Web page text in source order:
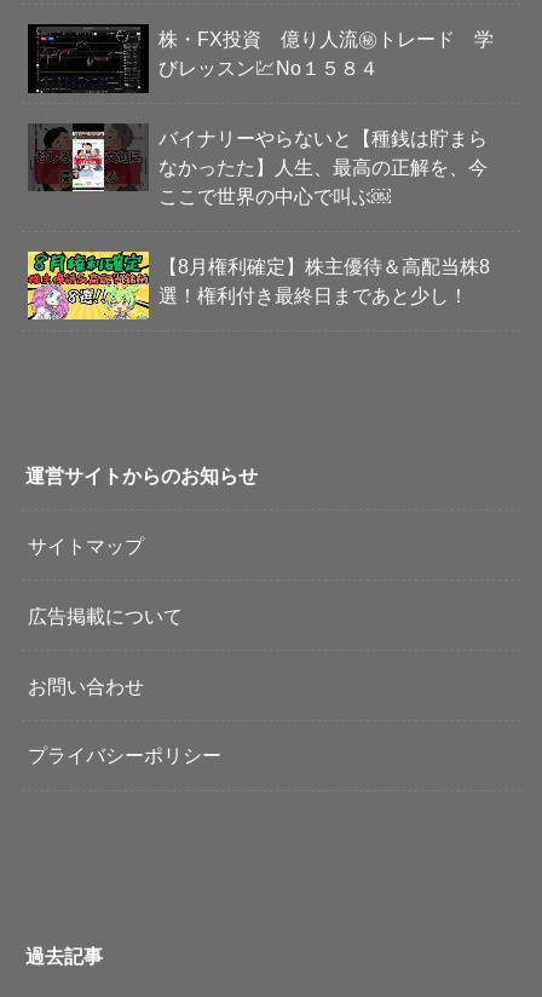
株・FX投資 億り人流㊙️トレード 学
びレッスン💹No１５８４
バイナリーやらないと【種銭は貯まら
なかったた】人生、最高の正解を、今
ここで世界の中心で叫ぶ￼
【8月権利確定】株主優待＆高配当株8
選！権利付き最終日まであと少し！
運営サイトからのお知らせ
サイトマップ
広告掲載について
お問い合わせ
プライバシーポリシー
過去記事